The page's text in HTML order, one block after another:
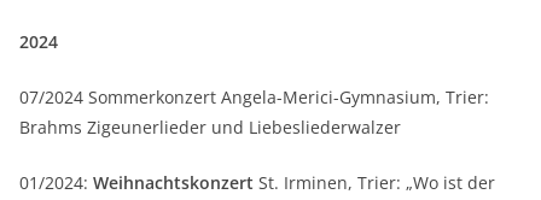
2024
07/2024 Sommerkonzert Angela-Merici-Gymnasium, Trier:
Brahms Zigeunerlieder und Liebesliederwalzer
01/2024: Weihnachtskonzert St. Irminen, Trier: „Wo ist der